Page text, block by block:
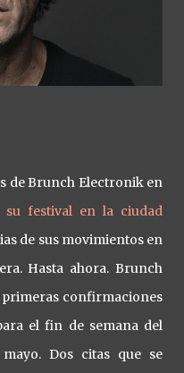
de Brunch Electronik en
su festival en la ciudad
de sus movimientos en
Hasta ahora. Brunch
confirmaciones
el fin de semana del
Dos citas que se